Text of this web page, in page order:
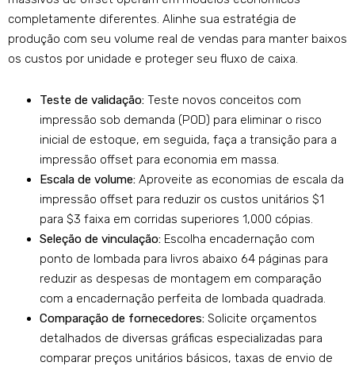
completamente diferentes. Alinhe sua estratégia de
produção com seu volume real de vendas para manter baixos
os custos por unidade e proteger seu fluxo de caixa.
Teste de validação: Teste novos conceitos com
impressão sob demanda (POD) para eliminar o risco
inicial de estoque, em seguida, faça a transição para a
impressão offset para economia em massa.
Escala de volume: Aproveite as economias de escala da
impressão offset para reduzir os custos unitários $1
para $3 faixa em corridas superiores 1,000 cópias.
Seleção de vinculação: Escolha encadernação com
ponto de lombada para livros abaixo 64 páginas para
reduzir as despesas de montagem em comparação
com a encadernação perfeita de lombada quadrada.
Comparação de fornecedores: Solicite orçamentos
detalhados de diversas gráficas especializadas para
comparar preços unitários básicos, taxas de envio de